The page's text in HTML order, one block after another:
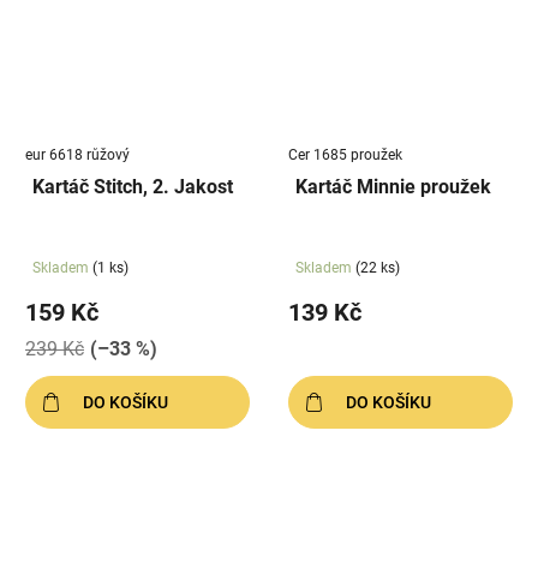
eur 6618 růžový
Kartáč Stitch, 2. Jakost
Skladem (1 ks)
159 Kč
239 Kč (–33 %)
DO KOŠÍKU
Cer 1685 proužek
Kartáč Minnie proužek
Skladem (22 ks)
139 Kč
DO KOŠÍKU